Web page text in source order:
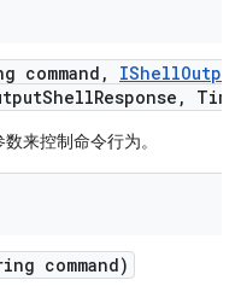
command , IShellOutput
ShellResponse , Time
来控制命令行为。
command)